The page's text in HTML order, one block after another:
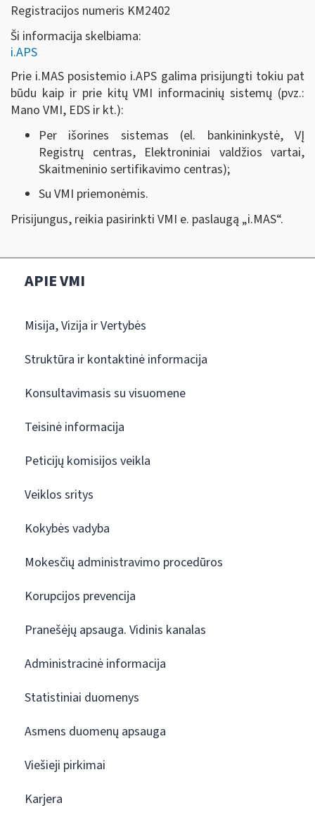
Registracijos numeris KM2402
Ši informacija skelbiama:
i.APS
Prie i.MAS posistemio i.APS galima prisijungti tokiu pat
būdu kaip ir prie kitų VMI informacinių sistemų (pvz.:
Mano VMI, EDS ir kt.):
Per išorines sistemas (el. bankininkystė, VĮ
Registrų centras, Elektroniniai valdžios vartai,
Skaitmeninio sertifikavimo centras);
Su VMI priemonėmis.
Prisijungus, reikia pasirinkti VMI e. paslaugą „i.MAS“.
APIE VMI
Misija, Vizija ir Vertybės
Struktūra ir kontaktinė informacija
Konsultavimasis su visuomene
Teisinė informacija
Peticijų komisijos veikla
Veiklos sritys
Kokybės vadyba
Mokesčių administravimo procedūros
Korupcijos prevencija
Pranešėjų apsauga. Vidinis kanalas
Administracinė informacija
Statistiniai duomenys
Asmens duomenų apsauga
Viešieji pirkimai
Karjera